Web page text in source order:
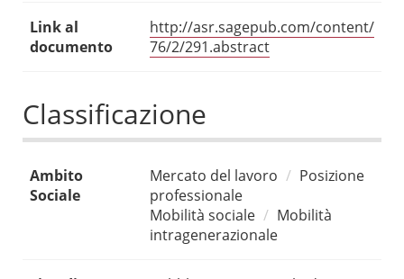
Link al
documento
http://asr.sagepub.com/content/
76/2/291.abstract
Classificazione
Ambito
Sociale
Mercato del lavoro
Posizione
professionale
Mobilità sociale
Mobilità
intragenerazionale